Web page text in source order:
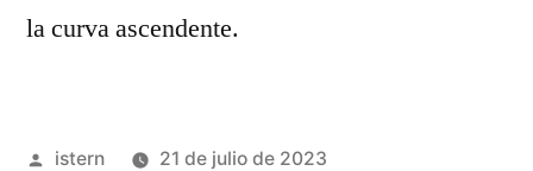
la curva ascendente.
Publicado
istern
21 de julio de 2023